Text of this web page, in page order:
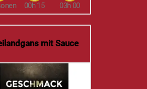
00h 15 03h 00
mit Sauce